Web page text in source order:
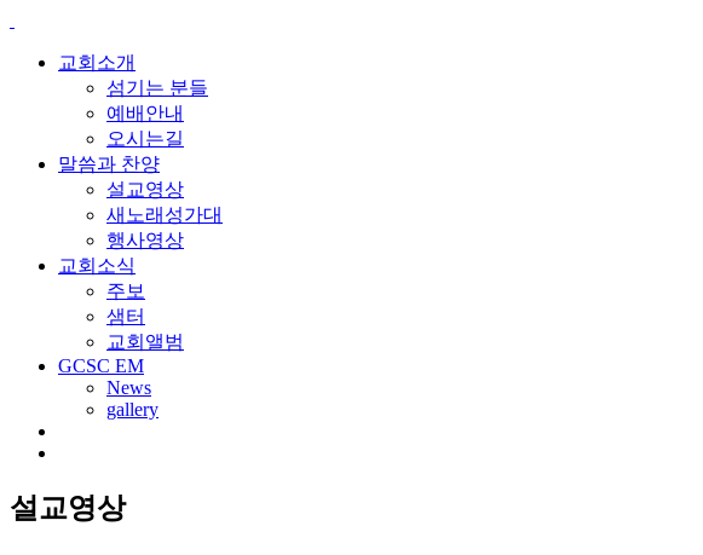
교회소개
섬기는 분들
예배안내
오시는길
말씀과 찬양
설교영상
새노래성가대
행사영상
교회소식
주보
샘터
교회앨범
GCSC EM
News
gallery
설교영상